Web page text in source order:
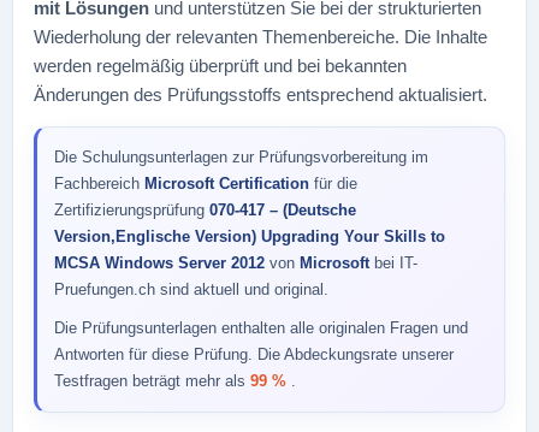
mit Lösungen und unterstützen Sie bei der strukturierten
Wiederholung der relevanten Themenbereiche. Die Inhalte
werden regelmäßig überprüft und bei bekannten
Änderungen des Prüfungsstoffs entsprechend aktualisiert.
Die Schulungsunterlagen zur Prüfungsvorbereitung im
Fachbereich Microsoft Certification für die
Zertifizierungsprüfung 070-417 – (Deutsche
Version,Englische Version) Upgrading Your Skills to
MCSA Windows Server 2012 von Microsoft bei IT-
Pruefungen.ch sind aktuell und original.
Die Prüfungsunterlagen enthalten alle originalen Fragen und
Antworten für diese Prüfung. Die Abdeckungsrate unserer
Testfragen beträgt mehr als 99 % .